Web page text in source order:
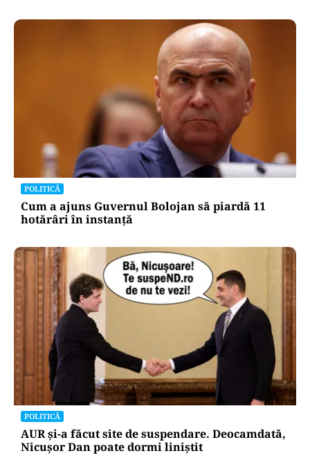
POLITICĂ
Cum a ajuns Guvernul Bolojan să piardă 11
hotărâri în instanță
POLITICĂ
AUR și-a făcut site de suspendare. Deocamdată,
Nicușor Dan poate dormi liniștit